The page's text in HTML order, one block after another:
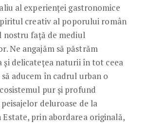
al experienței gastronomice
creativ al poporului român
nostru față de mediul
Ne angajăm să păstrăm
și delicatețea naturii în tot ceea
să aducem în cadrul urban o
pur și profund
deluroase de la
Estate, prin abordarea originală,